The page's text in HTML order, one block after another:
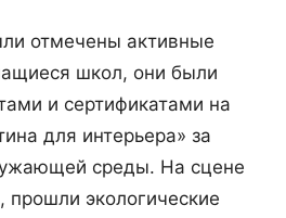
отмечены активные
школ, они были
и сертификатами на
для интерьера» за
среды. На сцене
прошли экологические